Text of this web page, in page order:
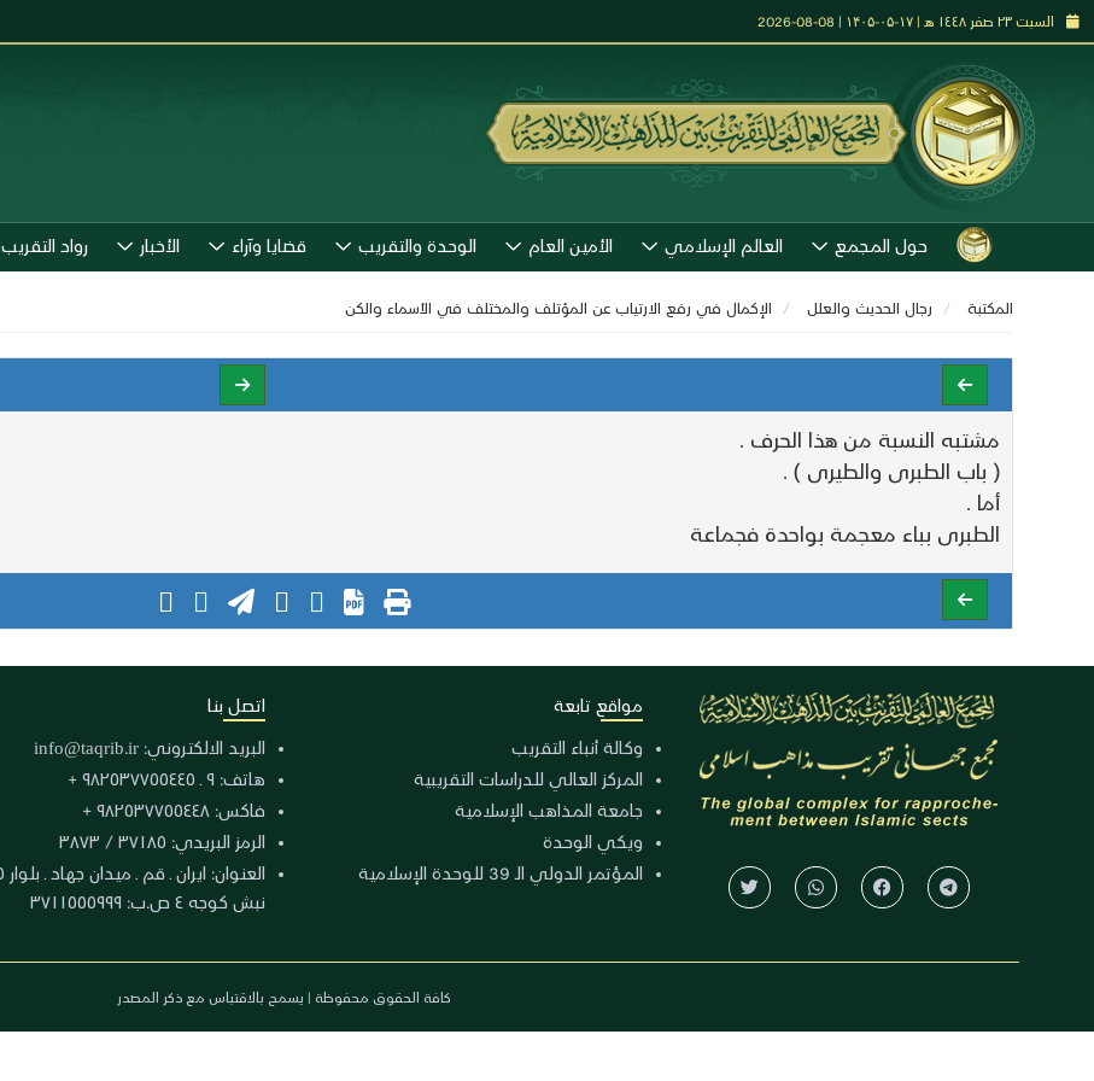
السبت ٢٣ صفر ١٤٤٨ هـ | ۱۷-۰۵-۱۴۰۵ | 08-08-2026
حول المجمع العالم الإسلامي الأمين العام الوحدة والتقريب قضايا وآراء الأخبار رواد التقريب
المكتبة رجال الحديث والعلل الإكمال في رفع الارتياب عن المؤتلف والمختلف في الأسماء والكن
مشتبه النسبة من هذا الحرف .
( باب الطبرى والطيرى ) .
أما .
الطبرى بباء معجمة بواحدة فجماعة
مواقع تابعة
وكالة أنباء التقريب
المركز العالي للدراسات التقريبية
جامعة المذاهب الإسلامية
ويكي الوحدة
المؤتمر الدولي الـ 39 للوحدة الإسلامية
اتصل بنا
البريد الالكتروني: info@taqrib.ir
هاتف: ٩ ـ ٩٨٢٥٣٧٧٥٥٤٤٥ +
فاكس: ٩٨٢٥٣٧٧٥٥٤٤٨ +
الرمز البريدي: ٣٧١٨٥ / ٣٨٧٣
نبش كوجه ٤ ص.ب: ٣٧١١٥٥٥٩٩٩
كافة الحقوق محفوظة | يسمح بالاقتباس مع ذكر المصدر